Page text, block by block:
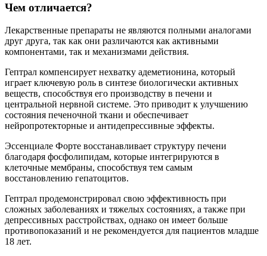
Чем отличается?
Лекарственные препараты не являются полными аналогами
друг друга, так как они различаются как активными
компонентами, так и механизмами действия.
Гептрал компенсирует нехватку адеметионина, который
играет ключевую роль в синтезе биологически активных
веществ, способствуя его производству в печени и
центральной нервной системе. Это приводит к улучшению
состояния печеночной ткани и обеспечивает
нейропротекторные и антидепрессивные эффекты.
Эссенциале Форте восстанавливает структуру печени
благодаря фосфолипидам, которые интегрируются в
клеточные мембраны, способствуя тем самым
восстановлению гепатоцитов.
Гептрал продемонстрировал свою эффективность при
сложных заболеваниях и тяжелых состояниях, а также при
депрессивных расстройствах, однако он имеет больше
противопоказаний и не рекомендуется для пациентов младше
18 лет.